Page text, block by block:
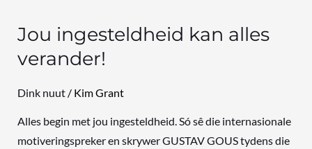
Jou ingesteldheid kan alles
verander!
Dink nuut/ Kim Grant
Alles begin met jou ingesteldheid. Só sê die internasionale
motiveringspreker en skrywer GUSTAV GOUS tydens die